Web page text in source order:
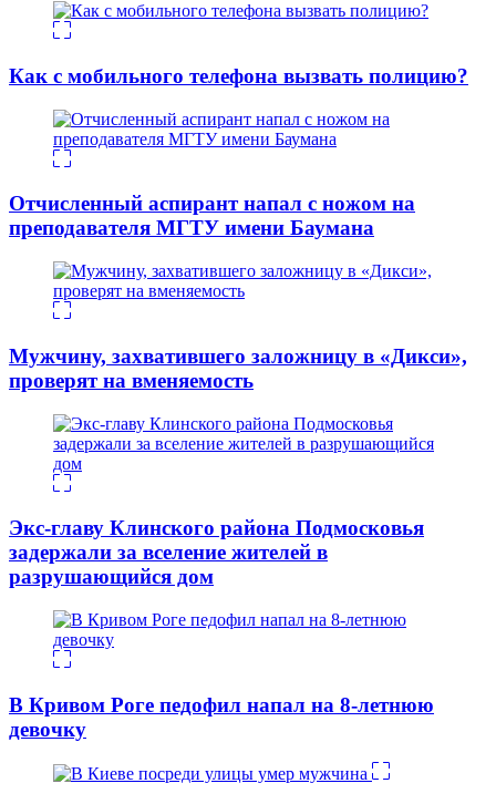
Как с мобильного телефона вызвать полицию?
Отчисленный аспирант напал с ножом на
преподавателя МГТУ имени Баумана
Мужчину, захватившего заложницу в «Дикси»,
проверят на вменяемость
Экс-главу Клинского района Подмосковья
задержали за вселение жителей в
разрушающийся дом
В Кривом Роге педофил напал на 8-летнюю
девочку